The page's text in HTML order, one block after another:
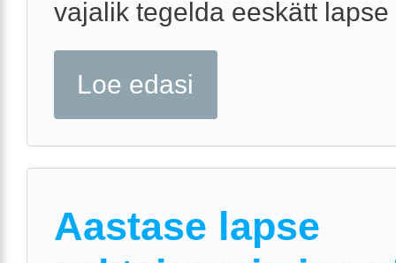
vajalik tegelda eeskätt lapse
Loe edasi
Aastase lapse